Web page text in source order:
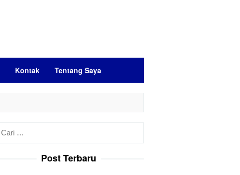
Kontak Tentang Saya
Post Terbaru